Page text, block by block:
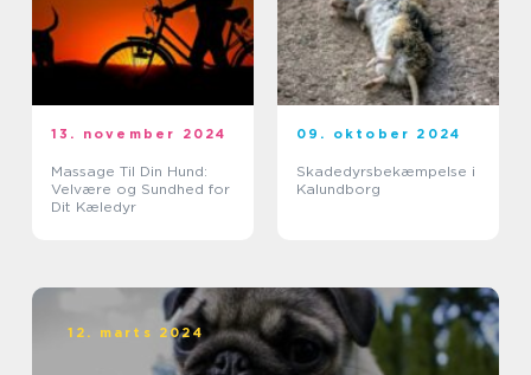
13. november 2024
Massage Til Din Hund:
Velvære og Sundhed for
Dit Kæledyr
09. oktober 2024
Skadedyrsbekæmpelse i
Kalundborg
12. marts 2024